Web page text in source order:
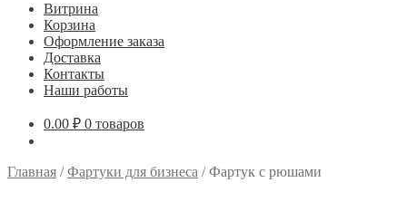
Витрина
Корзина
Оформление заказа
Доставка
Контакты
Наши работы
0.00 ₽ 0 товаров
Главная /Фартуки для бизнеса /Фартук с рюшами